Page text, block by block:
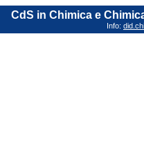
CdS in Chimica e
Info: